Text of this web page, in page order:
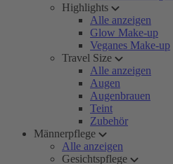
Highlights
Alle anzeigen
Glow Make-up
Veganes Make-up
Travel Size
Alle anzeigen
Augen
Augenbrauen
Teint
Zubehör
Männerpflege
Alle anzeigen
Gesichtspflege